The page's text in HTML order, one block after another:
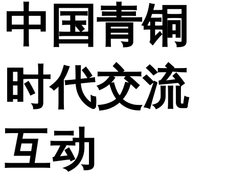
中国青铜
时代交流
互动